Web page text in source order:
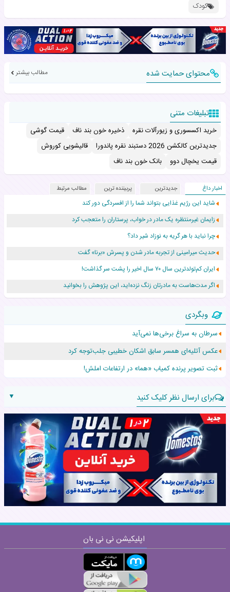
کودک
محتوای حمایت شده مطالب بیشتر
تبلیغات متنی
خرید اکسسوری و زیورآلات نقره ذخیره خون بند ناف
قیمت گوشی
جدیدترین کالکشن 2026 دستبند نقره پاندورا
قالیشویی کوروش
قیمت یخچال دوو
بانک خون بند ناف
اخبار داغ جدیدترین پربیننده ترین مطالب مرتبط
شاید این رژیم غذایی بتواند شما را از افسردگی دور کند
زایمان غیرمنتظره یک مادر در خواب، پرستاران را متعجب کرد
چرا نباید با هر گریه به نوزاد شیر داد؟
حدیث میرامینی از تجربه مادر شدن و پسرش «برنا» گفت
ایران کم‌تولدترین سال ۷۰ سال اخیر را پشت سر گذاشت!
اگر مدت‌هاست به مادرتان زنگ نزده‌اید، این پژوهش را بخوانید
نجات نوزاد رهاشده با اقدام اورژانس در سردشت
۵۵۹ نوزاد در پرو با نام «هالند» به دنیا آمدند!
زن ۲۴ ساله پس از درمان سرطان رحم، مادر شد
افزایش قد این دختر، چند میلیون دلار برای پدرش خرج داشته
وبگردی
سرطان به سراغ برخی‌ها نمی‌آید
عکس‌ آتلیه‌ای همسر سابق اشکان خطیبی جلب‌توجه کرد
ثبت تصویر پرنده کمیاب «هما» در ارتفاعات املش!
برای ارسال نظر کلیک کنید
▼
نام:
اپلیکیشن نی نی بان